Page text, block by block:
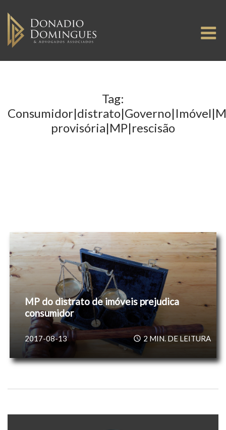
content
Tag:
provisória|MP|rescisão
MP do distrato de imóveis prejudica
consumidor
2017-08-13 2 MIN. DE LEITURA